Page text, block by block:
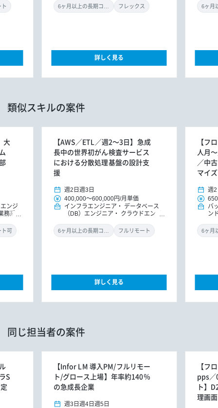
ニア） 機械学習・AIエンジニア
フレックス
詳しく見る
ニ
類似スキルの案件
大
ンジ
務系ア
ト可
【AWS／ETL／週2～3日】急成
長中の世界初がん検査サービス
における分散処理基盤の設計支
援
週2日 週3日
400,000～600,000円/月単価
インフラエンジニア
データベース
（DB）エンジニア
クラウドエンジ
フルリモート
詳しく見る
【フ
人月
／中
マイ
週2
バ
ン
リ
同じ担当者の案件
S
【Infor LM 導入PM/フルリモー
ト/グロース上場】年率約140％
の急成長企業
週3日 週4日 週5日
【フ
pps／
ト】
理画